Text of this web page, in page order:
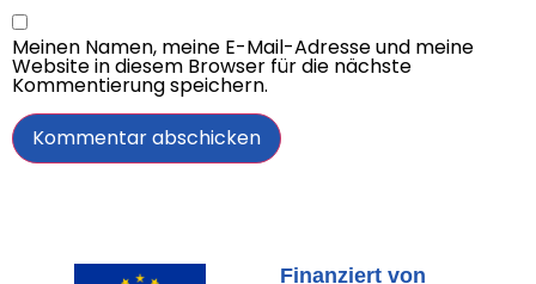
Meinen Namen, meine E-Mail-Adresse und meine
Website in diesem Browser für die nächste
Kommentierung speichern.
Finanziert von